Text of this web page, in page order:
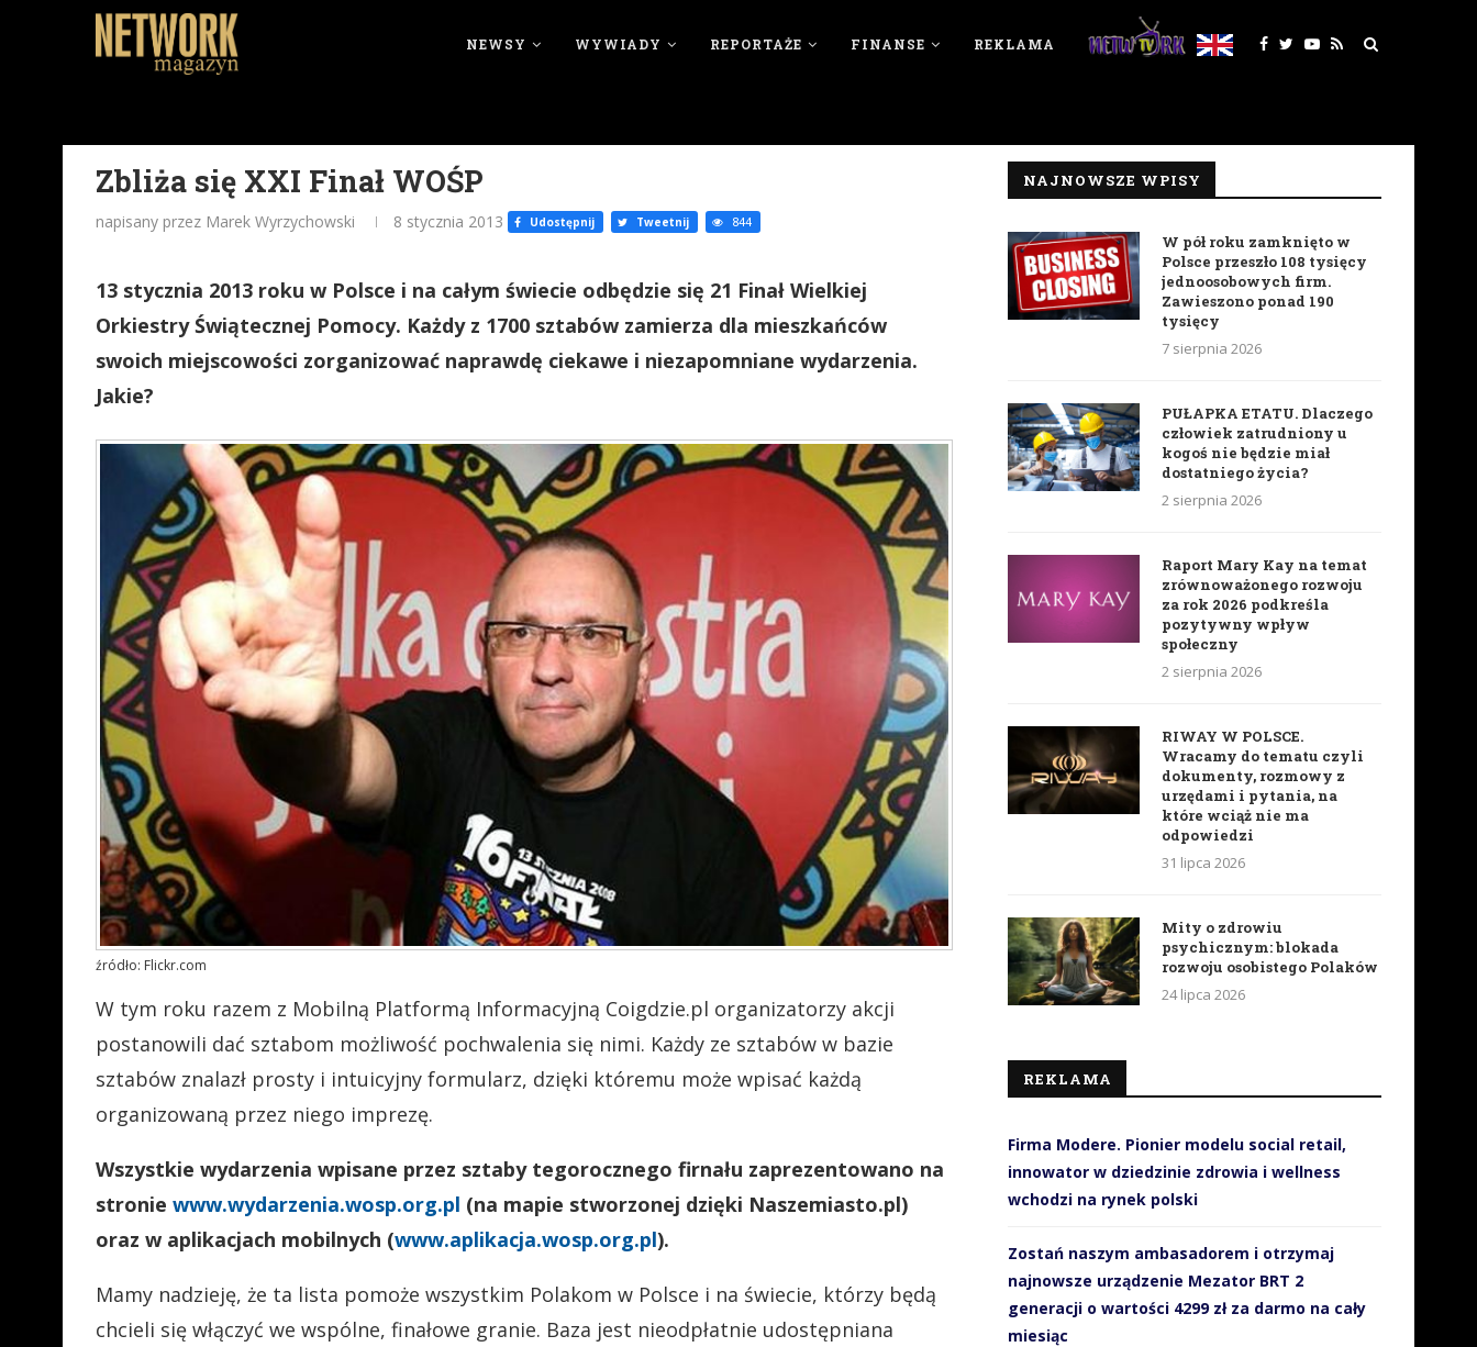
NEWSY WYWIADY REPORTAŻE FINANSE REKLAMA
Zbliża się XXI Finał WOŚP
napisany przez Marek Wyrzychowski 8 stycznia 2013 Udostępnij Tweetnij 844
13 stycznia 2013 roku w Polsce i na całym świecie odbędzie się 21 Finał Wielkiej
Orkiestry Świątecznej Pomocy. Każdy z 1700 sztabów zamierza dla mieszkańców
swoich miejscowości zorganizować naprawdę ciekawe i niezapomniane wydarzenia.
Jakie?
źródło: Flickr.com
W tym roku razem z Mobilną Platformą Informacyjną Coigdzie.pl organizatorzy akcji
postanowili dać sztabom możliwość pochwalenia się nimi. Każdy ze sztabów w bazie
sztabów znalazł prosty i intuicyjny formularz, dzięki któremu może wpisać każdą
organizowaną przez niego imprezę.
Wszystkie wydarzenia wpisane przez sztaby tegorocznego firnału zaprezentowano na
stronie www.wydarzenia.wosp.org.pl (na mapie stworzonej dzięki Naszemiasto.pl)
oraz w aplikacjach mobilnych (www.aplikacja.wosp.org.pl).
Mamy nadzieję, że ta lista pomoże wszystkim Polakom w Polsce i na świecie, którzy będą
chcieli się włączyć we wspólne, finałowe granie. Baza jest nieodpłatnie udostępniana
NAJNOWSZE WPISY
W pół roku zamknięto w
Polsce przeszło 108 tysięcy
jednoosobowych firm.
Zawieszono ponad 190
tysięcy
7 sierpnia 2026
PUŁAPKA ETATU. Dlaczego
człowiek zatrudniony u
kogoś nie będzie miał
dostatniego życia?
2 sierpnia 2026
Raport Mary Kay na temat
zrównoważonego rozwoju
za rok 2026 podkreśla
pozytywny wpływ
społeczny
2 sierpnia 2026
RIWAY W POLSCE.
Wracamy do tematu czyli
dokumenty, rozmowy z
urzędami i pytania, na
które wciąż nie ma
odpowiedzi
31 lipca 2026
Mity o zdrowiu
psychicznym: blokada
rozwoju osobistego Polaków
24 lipca 2026
REKLAMA
Firma Modere. Pionier modelu social retail,
innowator w dziedzinie zdrowia i wellness
wchodzi na rynek polski
Zostań naszym ambasadorem i otrzymaj
najnowsze urządzenie Mezator BRT 2
generacji o wartości 4299 zł za darmo na cały
miesiąc